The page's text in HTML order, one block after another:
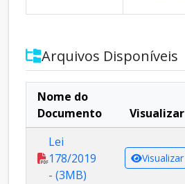
Arquivos Disponíveis
Nome do
Documento
Visualizar
Lei
178/2019
- (3MB)
Visualizar